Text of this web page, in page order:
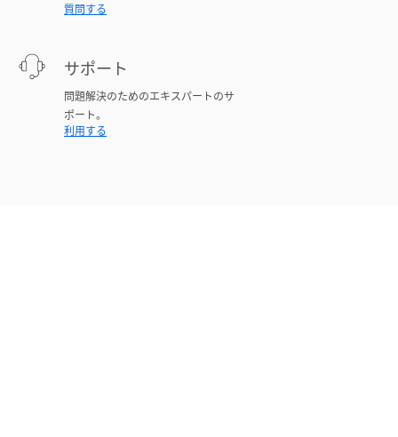
質問する
サポート
問題解決のためのエキスパートのサ
ポート。
利用する